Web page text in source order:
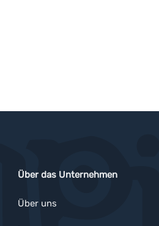
Über das Unternehmen
Über uns